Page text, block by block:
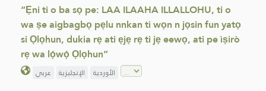
“Ẹni ti o ba sọ pe: LAA ILAAHA ILLALLOHU, ti o
wa ṣe aigbagbọ pẹlu nnkan ti wọn n jọsin fun yatọ
si Ọlọhun, dukia rẹ ati ẹjẹ rẹ ti jẹ eewọ, ati pe ìṣirò
rẹ wa lọ́wọ́ Ọlọhun”
عربي الإنجليزية الأوردية